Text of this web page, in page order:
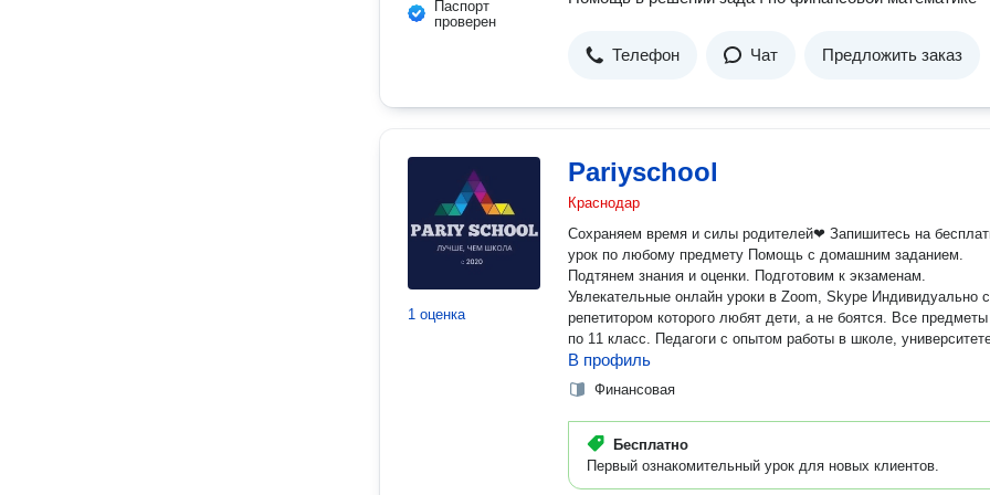
Паспорт
проверен
Телефон Чат Предложить заказ
1 оценка
Pariyschool
Краснодар
Сохраняем время и силы родителей❤ Запишитесь на
урок по любому предмету Помощь с домашним заданием.
Подтянем знания и оценки. Подготовим к экзаменам.
Увлекательные онлайн уроки в Zoom, Skype Индивидуально с
репетитором которого любят дети, а не боятся. Все
по 11 класс. Педагоги с опытом работы в школе,
В профиль
Финансовая
Бесплатно
Первый ознакомительный урок для новых клиентов.